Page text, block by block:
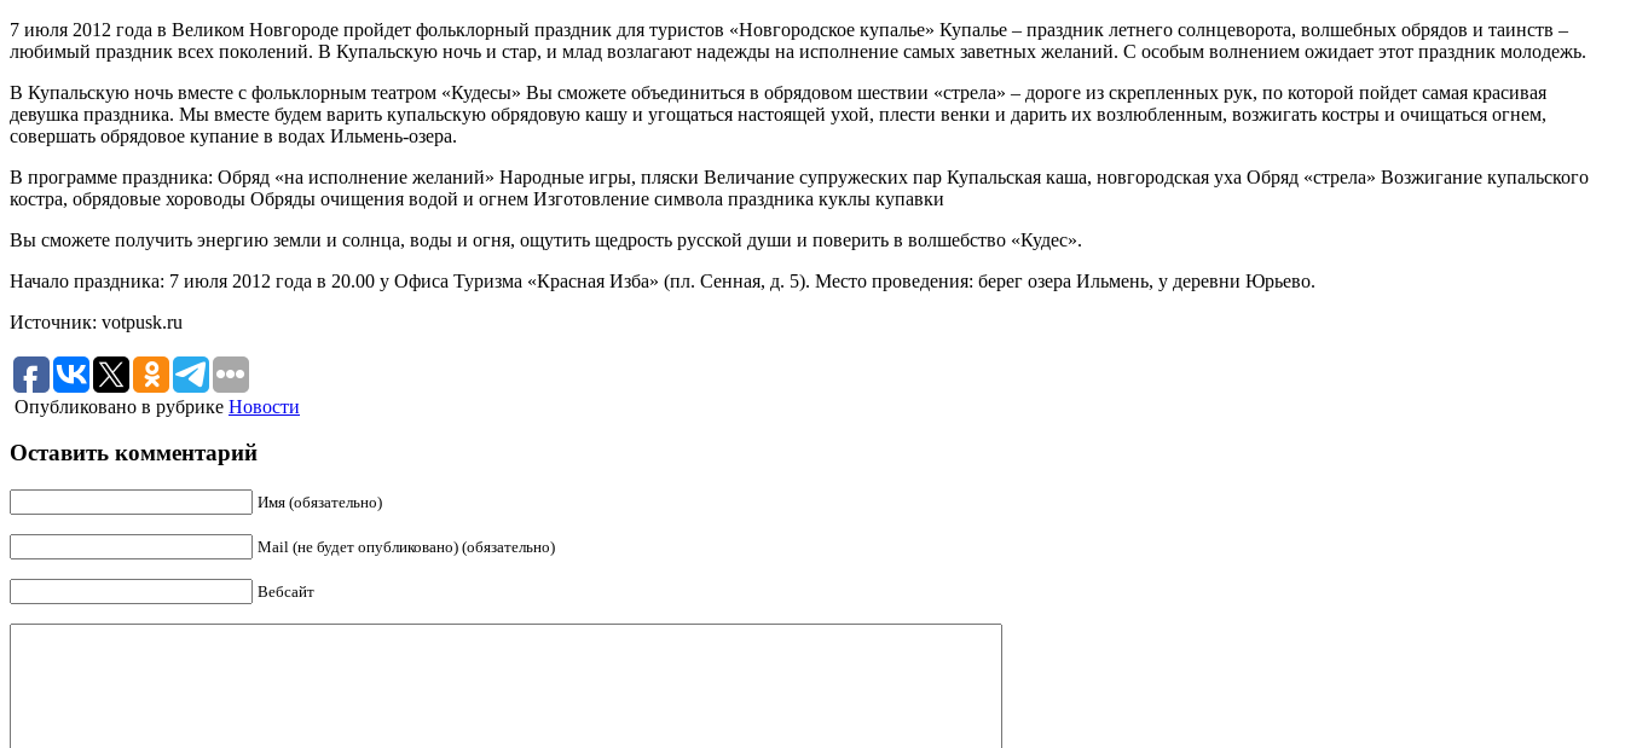
7 июля 2012 года в Великом Новгороде пройдет фольклорный праздник для туристов «Новгородское купалье» Купалье – праздник летнего солнцеворота, волшебных обрядов и таинств –
любимый праздник всех поколений. В Купальскую ночь и стар, и млад возлагают надежды на исполнение самых заветных желаний. С особым волнением ожидает этот праздник молодежь.
В Купальскую ночь вместе с фольклорным театром «Кудесы» Вы сможете объединиться в обрядовом шествии «стрела» – дороге из скрепленных рук, по которой пойдет самая красивая
девушка праздника. Мы вместе будем варить купальскую обрядовую кашу и угощаться настоящей ухой, плести венки и дарить их возлюбленным, возжигать костры и очищаться огнем,
совершать обрядовое купание в водах Ильмень-озера.
В программе праздника: Обряд «на исполнение желаний» Народные игры, пляски Величание супружеских пар Купальская каша, новгородская уха Обряд «стрела» Возжигание купальского
костра, обрядовые хороводы Обряды очищения водой и огнем Изготовление символа праздника куклы купавки
Вы сможете получить энергию земли и солнца, воды и огня, ощутить щедрость русской души и поверить в волшебство «Кудес».
Начало праздника: 7 июля 2012 года в 20.00 у Офиса Туризма «Красная Изба» (пл. Сенная, д. 5). Место проведения: берег озера Ильмень, у деревни Юрьево.
Источник: votpusk.ru
Опубликовано в рубрике Новости
Оставить комментарий
Имя (обязательно)
Mail (не будет опубликовано) (обязательно)
Вебсайт